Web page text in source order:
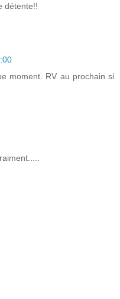
détente!!
moment. RV au prochain si